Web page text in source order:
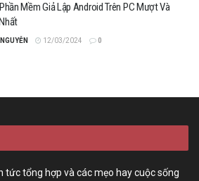
Mềm Giả Lập Android Trên PC Mượt Và
12/03/2024 0
tức tổng hợp và các mẹo hay cuộc sống